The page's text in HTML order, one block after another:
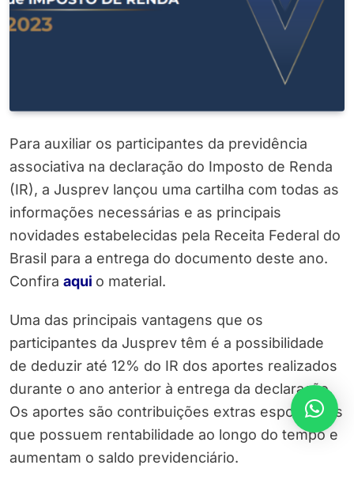
Para auxiliar os participantes da previdência
associativa na declaração do Imposto de Renda
(IR), a Jusprev lançou uma cartilha com todas as
informações necessárias e as principais
novidades estabelecidas pela Receita Federal do
Brasil para a entrega do documento deste ano.
Confira aqui o material.
Uma das principais vantagens que os
participantes da Jusprev têm é a possibilidade
de deduzir até 12% do IR dos aportes realizados
durante o ano anterior à entrega da declaração.
Os aportes são contribuições extras esporádicas
que possuem rentabilidade ao longo do tempo e
aumentam o saldo previdenciário.